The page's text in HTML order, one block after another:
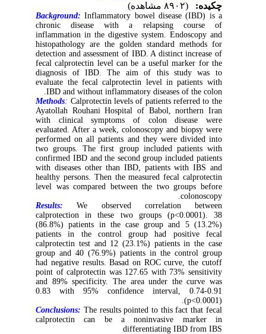
چکیده:
Background:Inflammatory bowel disease (IBD) is a
chronic disease with a relapsing course of
inflammation in the digestive system. Endoscopy and
histopathology are the golden standard methods for
detection and assessment of IBD. A distinct increase of
fecal calprotectin level can be a useful marker for the
diagnosis of IBD. The aim of this study was to
evaluate the fecal calprotectin level in patients with
IBD and without inflammatory diseases of the colon.
Methods:Calprotectin levels of patients referred to the
Ayatollah Rouhani Hospital of Babol, northern Iran
with clinical symptoms of colon disease were
evaluated. After a week, colonoscopy and biopsy were
performed on all patients and they were divided into
two groups. The first group included patients with
confirmed IBD and the second group included patients
with diseases other than IBD, patients with IBS and
healthy persons. Then the measured fecal calprotectin
level was compared between the two groups before
colonoscopy.
Results:
We observed correlation between
calprotection in these two groups (p<0.0001). 38
(86.8%) patients in the case group and 5 (13.2%)
patients in the control group had positive fecal
calprotectin test and 12 (23.1%) patients in the case
group and 40 (76.9%) patients in the control group
had negative results. Basad on ROC curve, the cutoff
point of calprotectin was 127.65 with 73% sensitivity
and 89% specificity. The area under the curve was
0.83 with 95% confidence interval, 0.74-0.91
(p<0.0001).
Conclusions:The results pointed to this fact that fecal
calprotectin can be a noninvasive marker in
differentiating IBD from IBS